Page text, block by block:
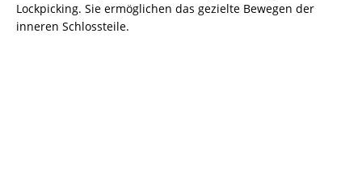
Lockpicking. Sie ermöglichen das gezielte Bewegen der
inneren Schlossteile.